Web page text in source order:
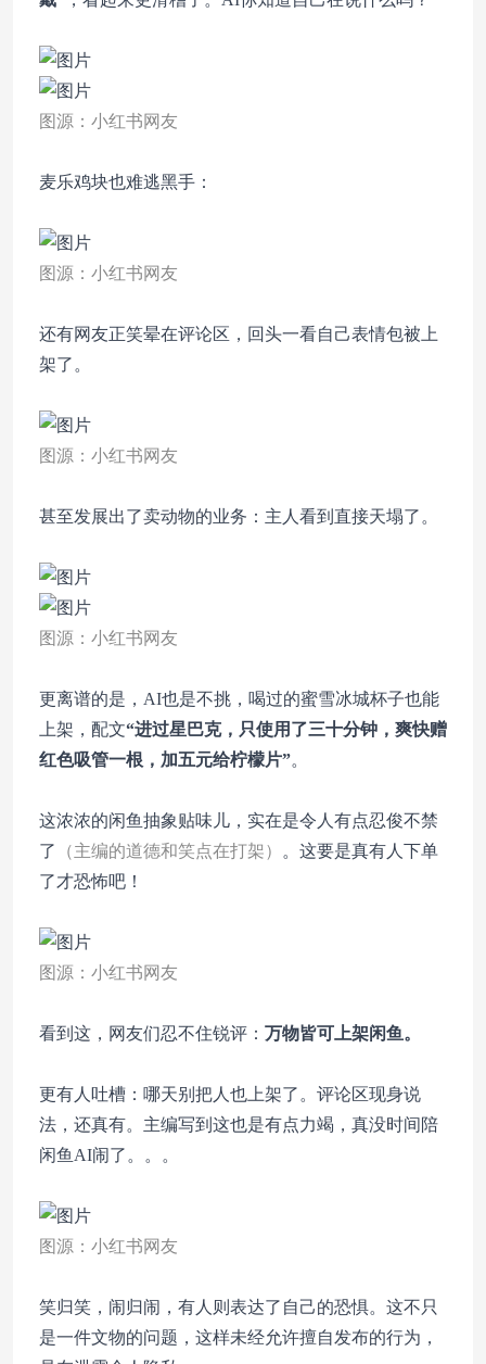
图源：小红书网友
麦乐鸡块也难逃黑手：
图源：小红书网友
还有网友正笑晕在评论区，回头一看自己表情包被上
架了。
图源：小红书网友
甚至发展出了卖动物的业务：主人看到直接天塌了。
图源：小红书网友
更离谱的是，AI也是不挑，喝过的蜜雪冰城杯子也能
上架，配文“进过星巴克，只使用了三十分钟，爽快赠
红色吸管一根，加五元给柠檬片”。
这浓浓的闲鱼抽象贴味儿，实在是令人有点忍俊不禁
了
（主编的道德和笑点在打架）
。这要是真有人下单
了才恐怖吧！
图源：小红书网友
看到这，网友们忍不住锐评： 万物皆可上架闲鱼。
更有人吐槽：哪天别把人也上架了。评论区现身说
法，还真有。主编写到这也是有点力竭，真没时间陪
闲鱼AI闹了。。。
图源：小红书网友
笑归笑，闹归闹，有人则表达了自己的恐惧。这不只
是一件文物的问题，这样未经允许擅自发布的行为，